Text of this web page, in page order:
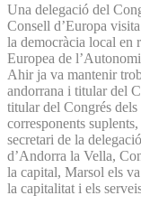
Una delegació del
Consell d’Europa
la democràcia local en
Europea de
Ahir ja va mantenir
andorrana i titular del
titular del Congrés
corresponents
secretari de la
d’Andorra la Vella,
la capital, Marsol els
la capitalitat i els